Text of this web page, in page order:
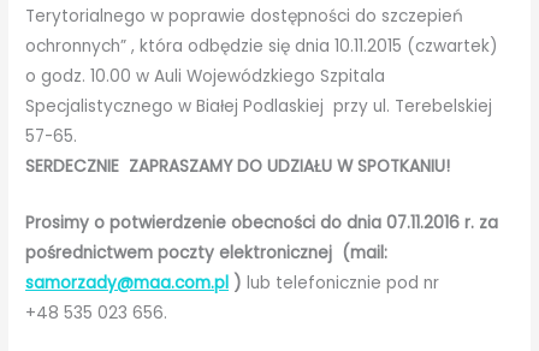
Terytorialnego w poprawie dostępności do szczepień
ochronnych” , która odbędzie się dnia 10.11.2015 (czwartek)
o godz. 10.00 w Auli Wojewódzkiego Szpitala
Specjalistycznego w Białej Podlaskiej przy ul. Terebelskiej
57-65.
SERDECZNIE ZAPRASZAMY DO UDZIAŁU W SPOTKANIU!
Prosimy o potwierdzenie obecności do dnia 07.11.2016 r. za
pośrednictwem poczty elektronicznej (mail:
samorzady@maa.com.pl )lub telefonicznie pod nr
+48 535 023 656.